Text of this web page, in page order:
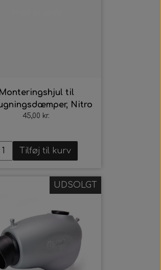
Monteringshjul til
Nitro
45,00 kr.
Tilføj til kurv
UDSOLGT